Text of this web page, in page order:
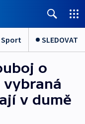
Sport SLEDOVAT
o
vybraná
v dumě